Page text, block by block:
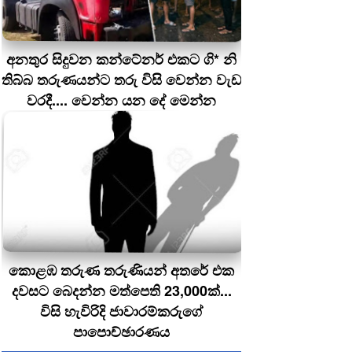
අනතුර සිදුවන කන්ටේනර් එකට ගි* නි
තිබ්බ තරුණයන්ට තරු විසි වෙන්න වැඩ
වරදී.... වෙන්න යන දේ මෙන්න
කොළඹ තරුණ තරුණියන් අතරේ එක
දවසට බෙදන්න මත්පෙති 23,000ක්...
විසි හැවිරිදි ජාවාරම්කරුගේ
පාපොච්ඡාරණය